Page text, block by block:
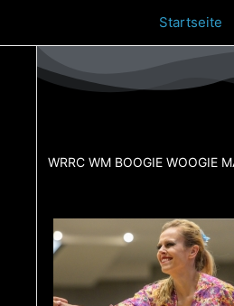
Startseite
WRRC WM BOOGIE WOOGIE